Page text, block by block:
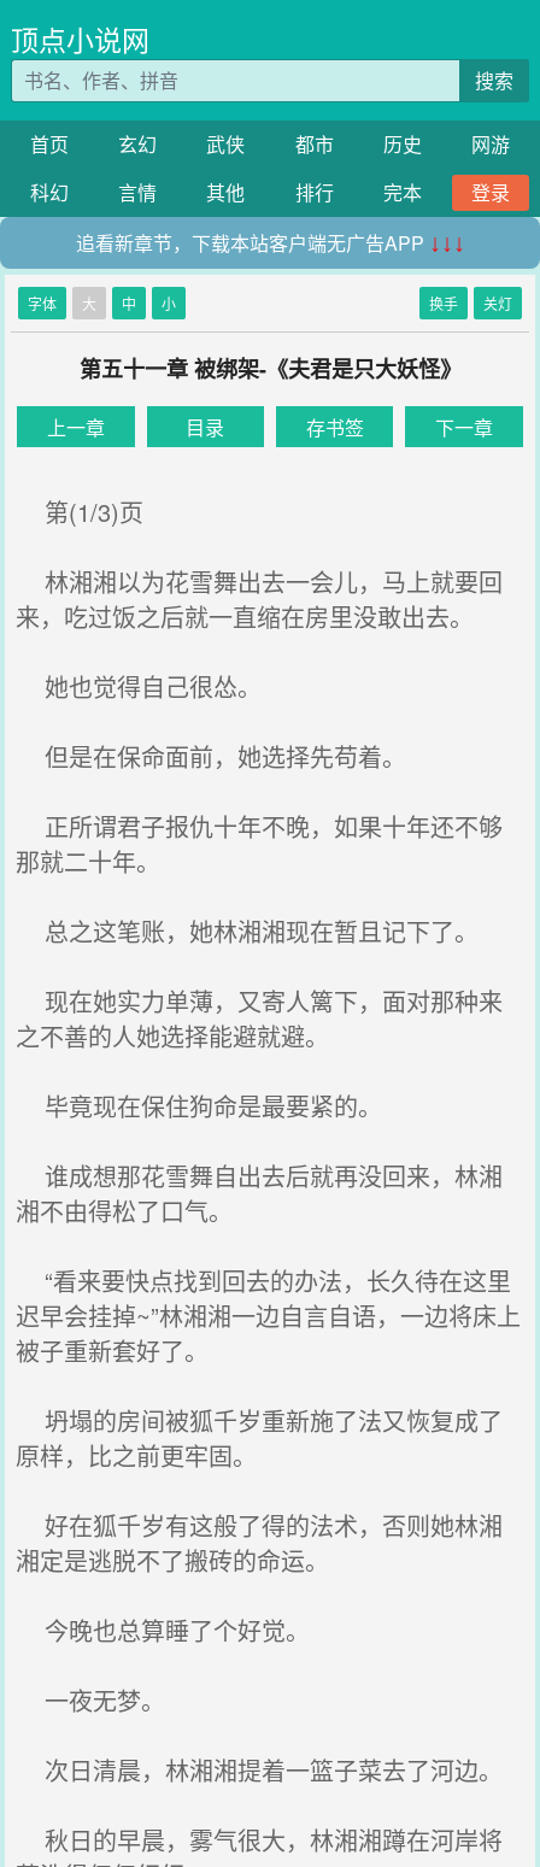
顶点小说网
搜索
首页 玄幻 武侠 都市 历史
网游
科幻
言情 其他 排行 完本
登录
追看新章节，下载本站客户端无广告APP ↓↓↓
字体 大 中 小 换手 关灯
第五十一章 被绑架-《夫君是只大妖怪》
上一章 目录 存书签 下一章
第(1/3)页
林湘湘以为花雪舞出去一会儿，马上就要回
来，吃过饭之后就一直缩在房里没敢出去。
她也觉得自己很怂。
但是在保命面前，她选择先苟着。
正所谓君子报仇十年不晚，如果十年还不够
那就二十年。
总之这笔账，她林湘湘现在暂且记下了。
现在她实力单薄，又寄人篱下，面对那种来
之不善的人她选择能避就避。
毕竟现在保住狗命是最要紧的。
谁成想那花雪舞自出去后就再没回来，林湘
湘不由得松了口气。
“看来要快点找到回去的办法，长久待在这里
迟早会挂掉~”林湘湘一边自言自语，一边将床上
被子重新套好了。
坍塌的房间被狐千岁重新施了法又恢复成了
原样，比之前更牢固。
好在狐千岁有这般了得的法术，否则她林湘
湘定是逃脱不了搬砖的命运。
今晚也总算睡了个好觉。
一夜无梦。
次日清晨，林湘湘提着一篮子菜去了河边。
秋日的早晨，雾气很大，林湘湘蹲在河岸将